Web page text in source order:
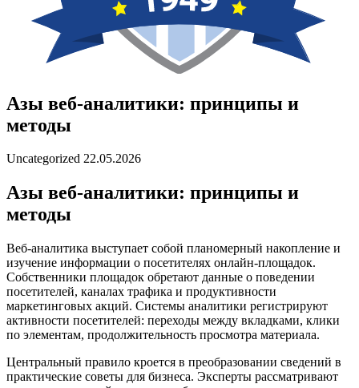
Азы веб-аналитики: принципы и
методы
Uncategorized 22.05.2026
Азы веб-аналитики: принципы и
методы
Веб-аналитика выступает собой планомерный накопление и
изучение информации о посетителях онлайн-площадок.
Собственники площадок обретают данные о поведении
посетителей, каналах трафика и продуктивности
маркетинговых акций. Системы аналитики регистрируют
активности посетителей: переходы между вкладками, клики
по элементам, продолжительность просмотра материала.
Центральный правило кроется в преобразовании сведений в
практические советы для бизнеса. Эксперты рассматривают